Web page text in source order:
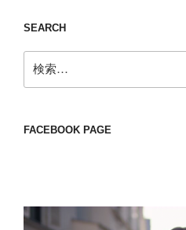
SEARCH
索:
FACEBOOK PAGE
動